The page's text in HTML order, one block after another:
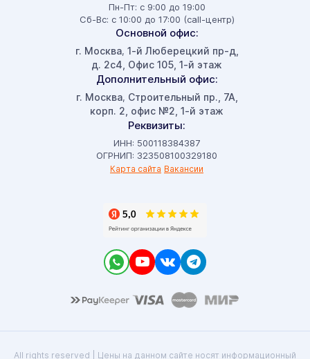
Пн-Пт: с 9:00 до 19:00
Сб-Вс: с 10:00 до 17:00 (call-центр)
Основной офис:
г. Москва, 1-й Люберецкий пр-д,
д. 2с4, Офис 105, 1-й этаж
Дополнительный офис:
г. Москва, Строительный пр., 7А,
корп. 2, офис №2, 1-й этаж
Реквизиты:
ИНН: 500118384387
ОГРНИП: 323508100329180
Карта сайта Вакансии
All rights reserved | Цены на данном сайте носят информационный